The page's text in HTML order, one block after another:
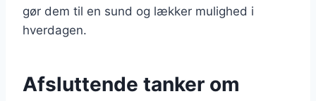
gør dem til en sund og lækker mulighed i
hverdagen.
Afsluttende tanker om